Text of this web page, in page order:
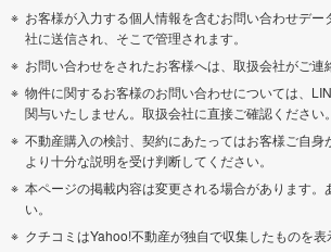
お客様が入力する個人情報を含むお問い合わせデ
社に送信され、そこで管理されます。
お問い合わせをされたお客様へは、取扱会社がご連
物件に関するお客様のお問い合わせについては、
関与いたしません。取扱会社に直接ご確認ください。
不動産購入の検討、契約にあたってはお客様ご自身
より十分な説明を受け判断してください。
本ページの掲載内容は変更される場合があります。
い。
クチコミはYahoo!不動産が独自で収集したものを表